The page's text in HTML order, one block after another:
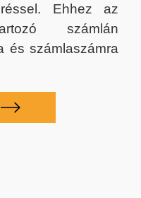
Ehhez az
számlán
és számlaszámra